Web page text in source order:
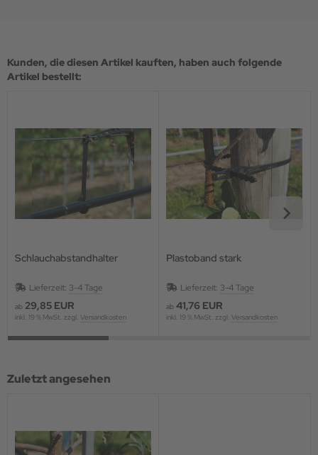
Kunden, die diesen Artikel kauften, haben auch folgende
Artikel bestellt:
Schlauchabstandhalter
Lieferzeit: 3-4 Tage
ab 29,85 EUR
inkl. 19 % MwSt. zzgl. Versandkosten
Plastoband stark
Lieferzeit: 3-4 Tage
ab 41,76 EUR
inkl. 19 % MwSt. zzgl. Versandkosten
Zuletzt angesehen